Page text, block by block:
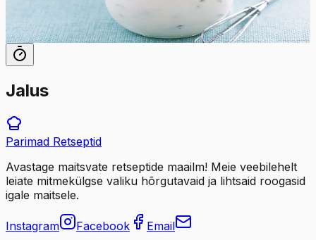
24 tk
Jalus
Parimad Retseptid
Avastage maitsvate retseptide maailm! Meie veebilehelt
leiate mitmekülgse valiku hõrgutavaid ja lihtsaid roogasid
igale maitsele.
Instagram Facebook Email